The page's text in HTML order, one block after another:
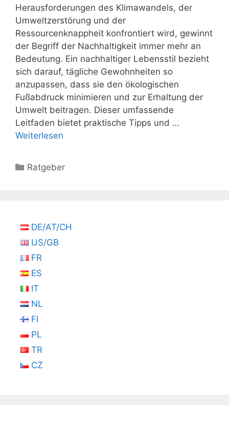
Herausforderungen des Klimawandels, der
Umweltzerstörung und der
Ressourcenknappheit konfrontiert wird, gewinnt
der Begriff der Nachhaltigkeit immer mehr an
Bedeutung. Ein nachhaltiger Lebensstil bezieht
sich darauf, tägliche Gewohnheiten so
anzupassen, dass sie den ökologischen
Fußabdruck minimieren und zur Erhaltung der
Umwelt beitragen. Dieser umfassende
Leitfaden bietet praktische Tipps und …
Weiterlesen
Kategorien
Ratgeber
DE/AT/CH
US/GB
FR
ES
IT
NL
FI
PL
TR
CZ